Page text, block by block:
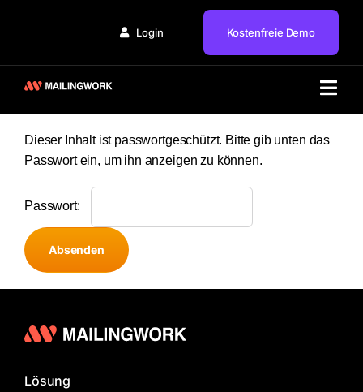
Login Kostenfreie Demo
Lösung
Branchen
Partner
Service
Wissen
Dieser Inhalt ist passwortgeschützt. Bitte gib unten das
Passwort ein, um ihn anzeigen zu können.
Passwort:
Lösung